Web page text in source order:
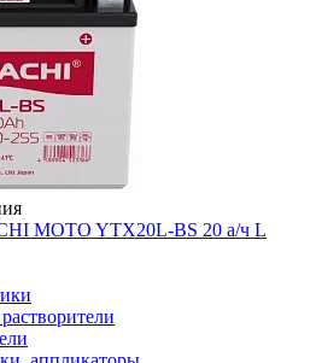
MOTO YTX20L-BS 20 а/ч L